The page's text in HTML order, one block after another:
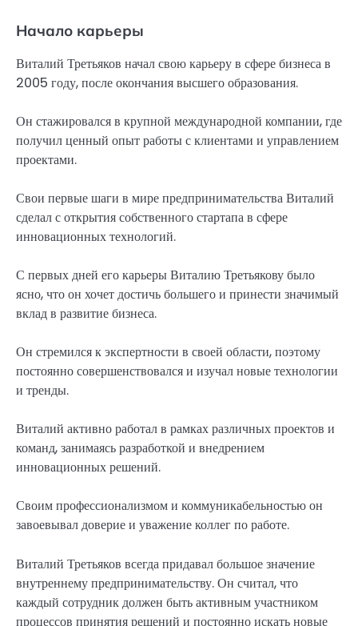
Начало карьеры
Виталий Третьяков начал свою карьеру в сфере бизнеса в
2005 году, после окончания высшего образования.
Он стажировался в крупной международной компании, где
получил ценный опыт работы с клиентами и управлением
проектами.
Свои первые шаги в мире предпринимательства Виталий
сделал с открытия собственного стартапа в сфере
инновационных технологий.
С первых дней его карьеры Виталию Третьякову было
ясно, что он хочет достичь большего и принести значимый
вклад в развитие бизнеса.
Он стремился к экспертности в своей области, поэтому
постоянно совершенствовался и изучал новые технологии
и тренды.
Виталий активно работал в рамках различных проектов и
команд, занимаясь разработкой и внедрением
инновационных решений.
Своим профессионализмом и коммуникабельностью он
завоевывал доверие и уважение коллег по работе.
Виталий Третьяков всегда придавал большое значение
внутреннему предпринимательству. Он считал, что
каждый сотрудник должен быть активным участником
процессов принятия решений и постоянно искать новые